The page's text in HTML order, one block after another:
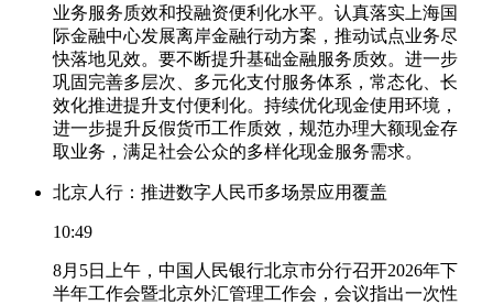
业务服务质效和投融资便利化水平。认真落实上海国
际金融中心发展离岸金融行动方案，推动试点业务尽
快落地见效。要不断提升基础金融服务质效。进一步
巩固完善多层次、多元化支付服务体系，常态化、长
效化推进提升支付便利化。持续优化现金使用环境，
进一步提升反假货币工作质效，规范办理大额现金存
取业务，满足社会公众的多样化现金服务需求。
北京人行：推进数字人民币多场景应用覆盖
10:49
8月5日上午，中国人民银行北京市分行召开2026年下
半年工作会暨北京外汇管理工作会，会议指出一次性